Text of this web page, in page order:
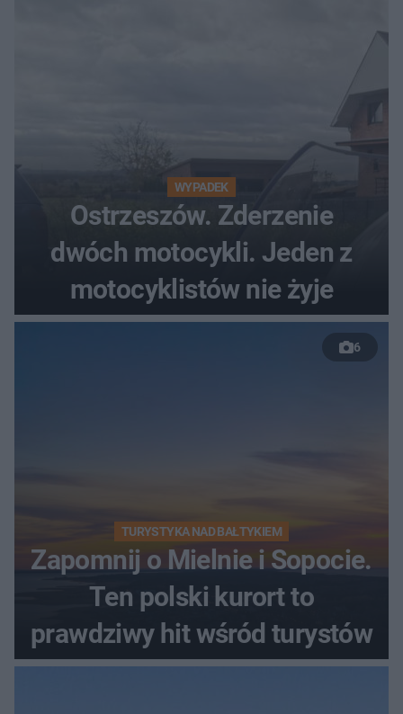
WYPADEK
Ostrzeszów. Zderzenie
dwóch motocykli. Jeden z
motocyklistów nie żyje
6
TURYSTYKA NAD BAŁTYKIEM
Zapomnij o Mielnie i Sopocie.
Ten polski kurort to
prawdziwy hit wśród turystów